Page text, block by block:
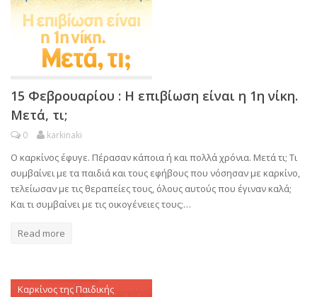
15 Φεβρουαρίου : Η επιβίωση είναι η 1η νίκη.
Μετά, τι;
0 karkinaki
Ο καρκίνος έφυγε. Πέρασαν κάποια ή και πολλά χρόνια. Μετά τι; Τι
συμβαίνει με τα παιδιά και τους εφήβους που νόσησαν με καρκίνο,
τελείωσαν με τις θεραπείες τους, όλους αυτούς που έγιναν καλά;
Και τι συμβαίνει με τις οικογένειες τους;…
Read more
Καρκίνος της Παιδικής